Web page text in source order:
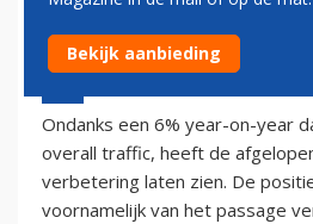
5 februari 2002 - 1:00
Ondanks een 6% year-on-year
overall traffic, heeft de
verbetering laten zien. De
voornamelijk van het passage
Bekijk aanbieding